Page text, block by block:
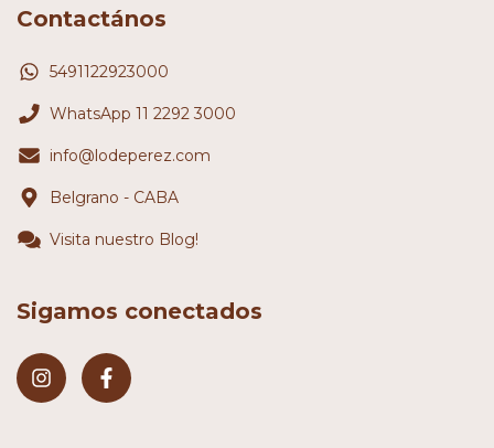
Contactános
5491122923000
WhatsApp 11 2292 3000
info@lodeperez.com
Belgrano - CABA
Visita nuestro Blog!
Sigamos conectados